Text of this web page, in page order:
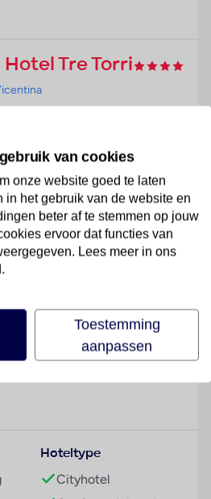
Tre Torri
de dichtstbijzijnde
10 min rijden van het
De gasten vinden
en treinstations binnen 2
designhotel. De winkels en
liggen op ongeveer 10 min
ligt op 40 min rijden van
(30 km) en Venetië (60 km).
de 82 tweepersoonskamers
en zijn met een lift
personeel aan de receptie
In de openbare ruimtes is
hotel beschikt over
die voor gehandicapten
Hoteltype
Cityhotel
van cookies
onze website goed te laten
in het gebruik van de website en
beter af te stemmen op jouw
ervoor dat functies van
Lees meer in ons
Toestemming
aanpassen